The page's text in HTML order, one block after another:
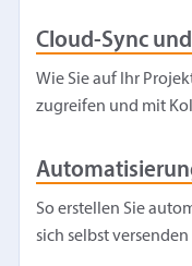
Cloud-Sync
Wie Sie auf Ihr
zugreifen und mit
So erstellen Sie
sich selbst versenden